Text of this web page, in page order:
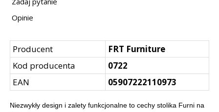
Opinie
Producent
FRT Furniture
Kod producenta
0722
EAN
05907222110973
Niezwykły design i zalety funkcjonalne to cechy stolika Furni na